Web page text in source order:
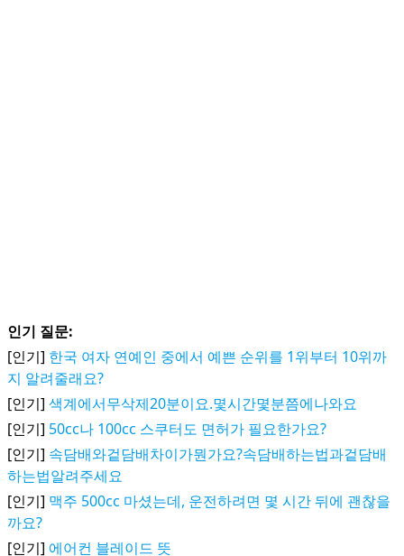
인기 질문:
[인기] 한국 여자 연예인 중에서 예쁜 순위를 1위부터 10위까
지 알려줄래요?
[인기] 색계에서무삭제20분이요.몇시간몇분쯤에나와요
[인기] 50cc나 100cc 스쿠터도 면허가 필요한가요?
[인기] 속담배와겉담배차이가뭔가요?속담배하는법과겉담배
하는법알려주세요
[인기] 맥주 500cc 마셨는데, 운전하려면 몇 시간 뒤에 괜찮을
까요?
[인기] 에어컨 블레이드 뜻